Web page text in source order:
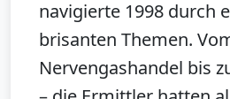
navigierte 1998 durch
brisanten Themen.
Nervengashandel bis